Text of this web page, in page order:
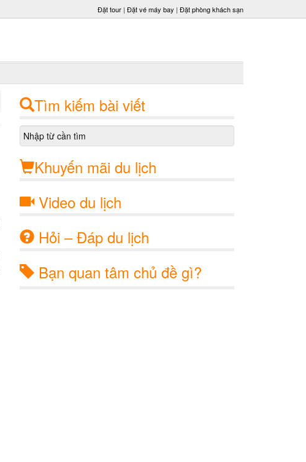
Đặt tour | Đặt vé máy bay | Đặt phòng khách sạn
Tìm kiếm bài viết
Khuyến mãi du lịch
Video du lịch
Hỏi – Đáp du lịch
Bạn quan tâm chủ đề gì?